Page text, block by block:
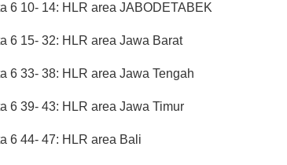
6 10- 14: HLR area JABODETABEK
6 15- 32: HLR area Jawa Barat
6 33- 38: HLR area Jawa Tengah
6 39- 43: HLR area Jawa Timur
6 44- 47: HLR area Bali